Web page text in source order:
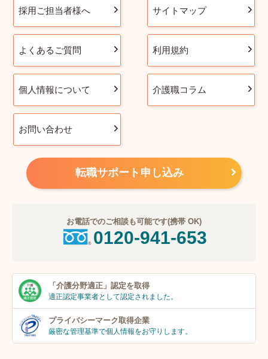
採用ご担当者様へ サイトマップ
よくあるご質問 利用規約
個人情報について 介護職コラム
お問い合わせ
転職サポート申し込み
お電話でのご相談も可能です(携帯 OK)
0120-941-653
「介護分野適正」 認定を取得
適正認定事業者として認定されました。
プライバシーマーク取得企業
厳密な管理基準で個人情報をお守りします。